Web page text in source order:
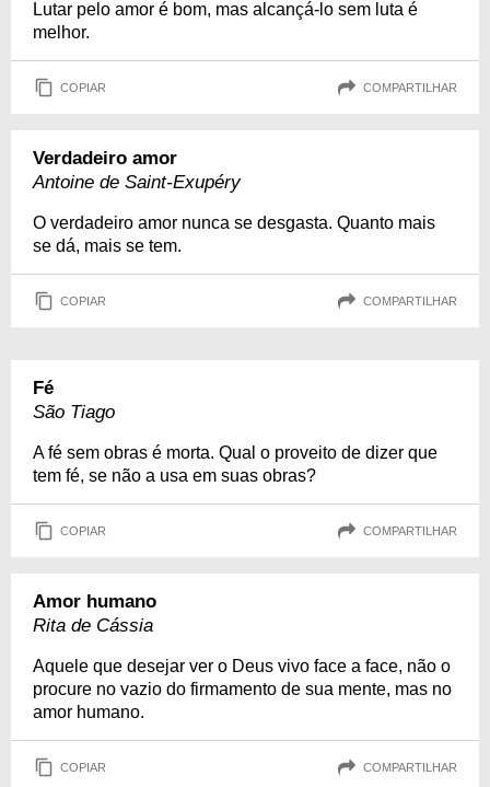
Lutar pelo amor é bom, mas alcançá-lo sem luta é
melhor.
COPIAR COMPARTILHAR
Verdadeiro amor
Antoine de Saint-Exupéry
O verdadeiro amor nunca se desgasta. Quanto mais
se dá, mais se tem.
COPIAR COMPARTILHAR
Fé
São Tiago
A fé sem obras é morta. Qual o proveito de dizer que
tem fé, se não a usa em suas obras?
COPIAR COMPARTILHAR
Amor humano
Rita de Cássia
Aquele que desejar ver o Deus vivo face a face, não o
procure no vazio do firmamento de sua mente, mas no
amor humano.
COPIAR COMPARTILHAR